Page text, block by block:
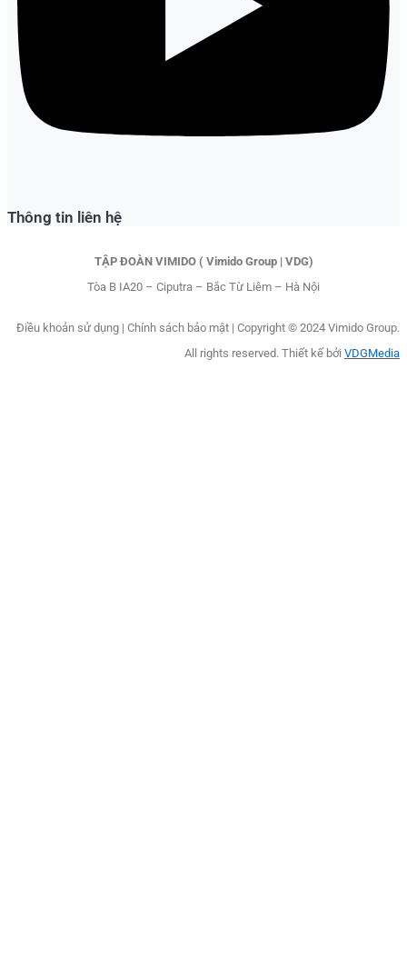
Thông tin liên hệ
TẬP ĐOÀN VIMIDO ( Vimido Group | VDG)
Tòa B IA20 – Ciputra – Bắc Từ Liêm – Hà Nội
Điều khoản sử dụng | Chính sách bảo mật | Copyright © 2024 Vimido Group.
All rights reserved. Thiết kế bởi VDGMedia